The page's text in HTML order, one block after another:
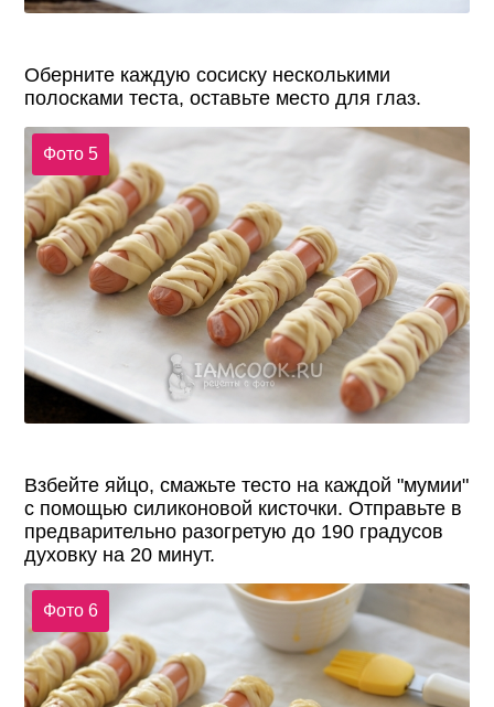
Оберните каждую сосиску несколькими
полосками теста, оставьте место для глаз.
Фото 5
Взбейте яйцо, смажьте тесто на каждой "мумии"
с помощью силиконовой кисточки. Отправьте в
предварительно разогретую до 190 градусов
духовку на 20 минут.
Фото 6